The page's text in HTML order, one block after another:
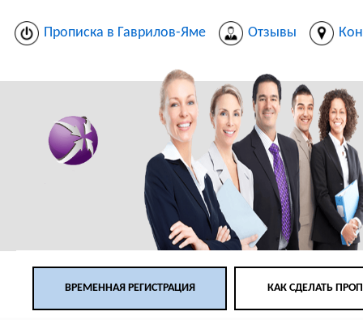
Прописка в Гаврилов-Яме Отзывы
ВРЕМЕННАЯ РЕГИСТРАЦИЯ КАК СДЕЛАТЬ